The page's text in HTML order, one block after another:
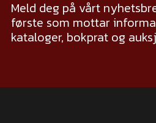
Meld deg på vårt
første som mottar
kataloger, bokprat og